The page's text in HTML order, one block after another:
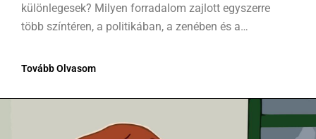
különlegesek? Milyen forradalom zajlott egyszerre
több színtéren, a politikában, a zenében és a
mai világban? Nem is gondolnád, hogy milyen életük
Tovább Olvasom